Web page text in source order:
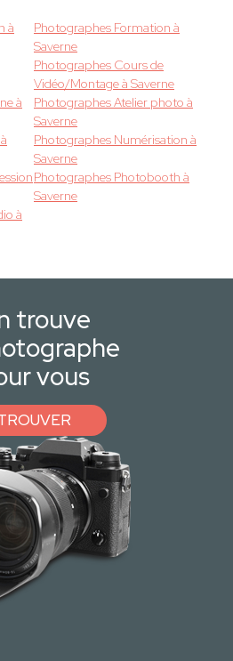
à
Photographes Formation à
Saverne
Photographes Cours de
Vidéo/Montage à Saverne
à
Photographes Atelier photo à
Saverne
Photographes Numérisation à
Saverne
Photographes Photobooth à
Saverne
à
trouve
vous